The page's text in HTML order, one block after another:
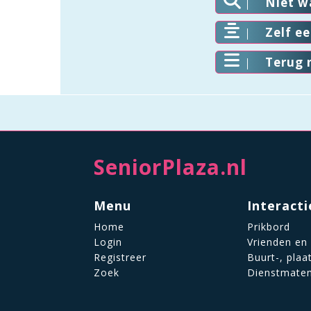
Zelf
Terug
SeniorPlaza.nl
Menu
Home
Login
Registreer
Zoek
Prikbord
Vrienden
Buurt-,